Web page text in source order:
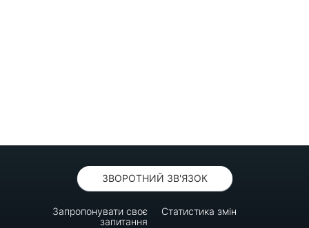
ЗВОРОТНИЙ ЗВ'ЯЗОК
Запропонувати своє
запитання
Статистика змін